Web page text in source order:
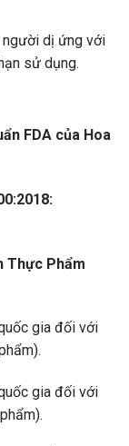
người dị ứng với
sử dụng.
FDA của Hoa
Thực Phẩm
gia đối với
gia đối với